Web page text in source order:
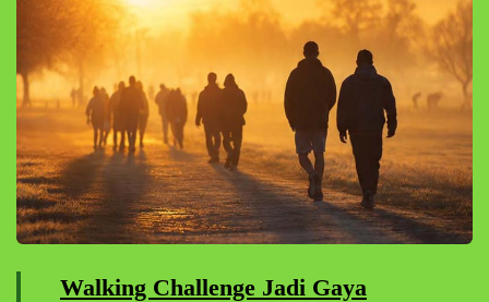
Walking Challenge Jadi Gaya